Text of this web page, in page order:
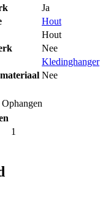
Ja
Hout
Hout
Nee
Kledinghanger
Nee
Ophangen
1